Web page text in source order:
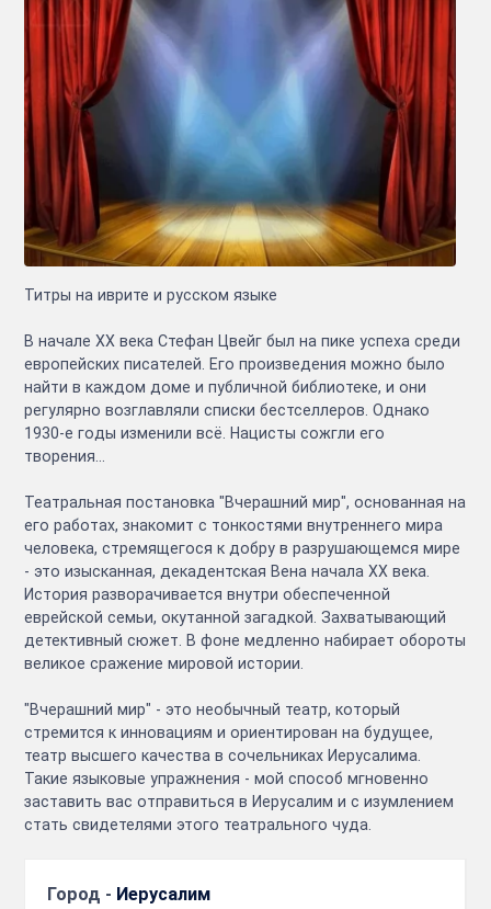
Титры на иврите и русском языке
В начале XX века Стефан Цвейг был на пике успеха среди
европейских писателей. Его произведения можно было
найти в каждом доме и публичной библиотеке, и они
регулярно возглавляли списки бестселлеров. Однако
1930-е годы изменили всё. Нацисты сожгли его
творения…
Театральная постановка "Вчерашний мир", основанная на
его работах, знакомит с тонкостями внутреннего мира
человека, стремящегося к добру в разрушающемся мире
- это изысканная, декадентская Вена начала XX века.
История разворачивается внутри обеспеченной
еврейской семьи, окутанной загадкой. Захватывающий
детективный сюжет. В фоне медленно набирает обороты
великое сражение мировой истории.
"Вчерашний мир" - это необычный театр, который
стремится к инновациям и ориентирован на будущее,
театр высшего качества в сочельниках Иерусалима.
Такие языковые упражнения - мой способ мгновенно
заставить вас отправиться в Иерусалим и с изумлением
стать свидетелями этого театрального чуда.
Город - Иерусалим